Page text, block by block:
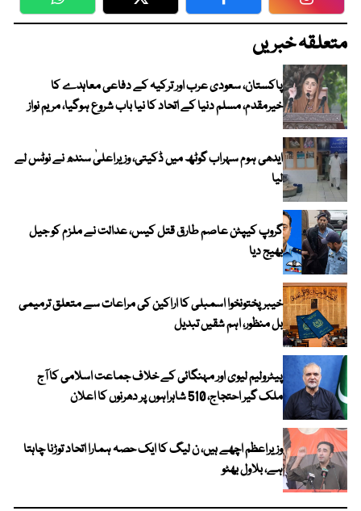
WhatsApp Twitter Facebook
متعلقہ خبریں
پاکستان، سعودی عرب اور ترکیہ کے دفاعی معاہدے کا
خیرمقدم، مسلم دنیا کے اتحاد کا نیا باب شروع ہوگیا، مریم نواز
ایدھی ہوم سہراب گوٹھ میں ڈکیتی، وزیراعلیٰ سندھ نے نوٹس لے
لیا
گروپ کیپٹن عاصم طارق قتل کیس، عدالت نے ملزم کو جیل
بھیج دیا
خیبرپختونخوا اسمبلی کا اراکین کی مراعات سے متعلق ترمیمی
بل منظور، اہم شقیں تبدیل
پیٹرولیم لیوی اور مہنگائی کے خلاف جماعت اسلامی کا آج
ملک گیر احتجاج، 510 شاہراہوں پر دھرنوں کا اعلان
وزیراعظم اچھے ہیں، ن لیگ کا ایک حصہ ہمارا اتحاد توڑنا چاہتا
ہے، بلاول بھٹو